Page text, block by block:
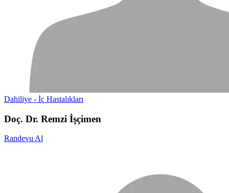
Dahiliye - İç Hastalıkları
Doç. Dr. Remzi İşçimen
Randevu Al